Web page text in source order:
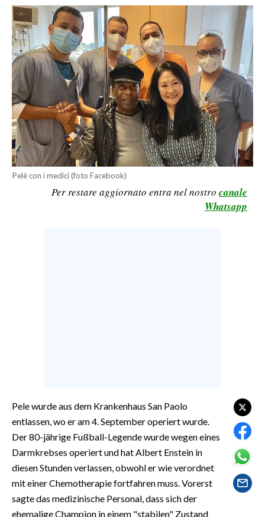
SPORT IN SARDEGNA
SPORT
RISULTATI E CLASSIFICHE
CALCIO
CALCIO REGIONALE
BASKET
VOLLEY
MOTORI
TENNIS
ALTRI SPORT
VIDEO
INFO AZIENDE
ABBONATI
Pelè con i medici (foto Facebook)
Per restare aggiornato entra nel nostro canale
Whatsapp
Pele wurde aus dem Krankenhaus San Paolo
entlassen, wo er am 4. September operiert wurde.
Der 80-jährige Fußball-Legende wurde wegen eines
Darmkrebses operiert und hat Albert Enstein in
diesen Stunden verlassen, obwohl er wie verordnet
mit einer Chemotherapie fortfahren muss. Vorerst
sagte das medizinische Personal, dass sich der
ehemalige Champion in einem "stabilen" Zustand